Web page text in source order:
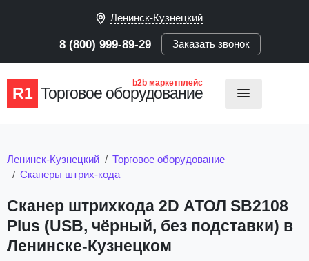
Ленинск-Кузнецкий
8 (800) 999-89-29 Заказать звонок
R1 Торговое оборудование
b2b маркетплейс
Ленинск-Кузнецкий
Торговое оборудование
Сканеры штрих-кода
Сканер штрихкода 2D АТОЛ SB2108
Plus (USB, чёрный, без подставки) в
Ленинске-Кузнецком